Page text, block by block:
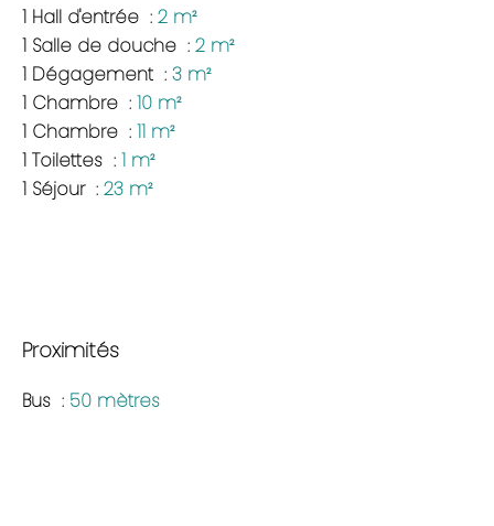
1 Hall d'entrée
2 m²
1 Salle de douche
2 m²
1 Dégagement
3 m²
1 Chambre
10 m²
1 Chambre
11 m²
1 Toilettes
1 m²
1 Séjour
23 m²
Proximités
Bus 50 mètres